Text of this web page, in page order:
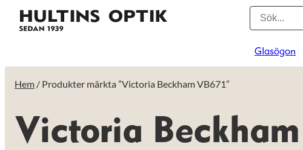
Glasögon
Hem / Produkter märkta ”Victoria Beckham VB671”
Victoria Beckham